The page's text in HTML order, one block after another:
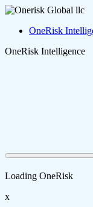
OneRisk
OneRisk Intelligence
Loading OneRisk
x